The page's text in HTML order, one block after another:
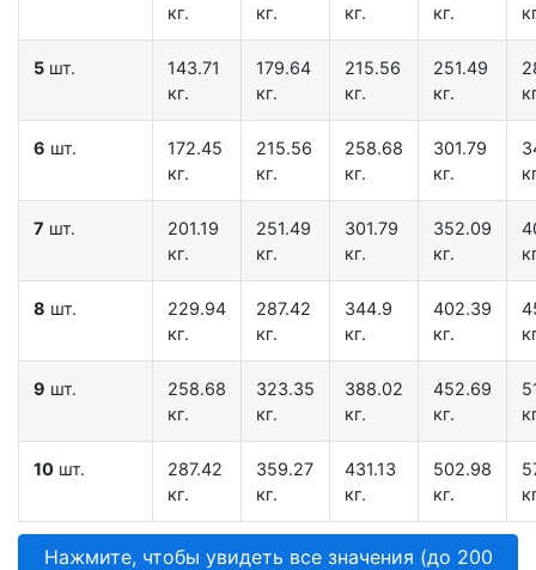
кг.
кг.
кг.
кг.
5 шт.
143.71
кг.
179.64
кг.
215.56
кг.
251.49
кг.
6 шт.
172.45
кг.
215.56
кг.
258.68
кг.
301.79
кг.
7 шт.
201.19
кг.
251.49
кг.
301.79
кг.
352.09
кг.
8 шт.
229.94
кг.
287.42
кг.
344.9
кг.
402.39
кг.
9 шт.
258.68
кг.
323.35
кг.
388.02
кг.
452.69
кг.
10 шт.
287.42
кг.
359.27
кг.
431.13
кг.
502.98
кг.
Нажмите, чтобы увидеть все значения (до 200